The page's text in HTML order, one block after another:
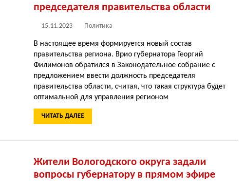
председателя правительства области
15.11.2023 Политика
В настоящее время формируется новый состав
правительства региона. Врио губернатора Георгий
Филимонов обратился в Законодательное собрание с
предложением ввести должность председателя
правительства области, считая, что такая структура будет
оптимальной для управления регионом
ЧИТАТЬ ДАЛЕЕ
Жители Вологодского округа задали
вопросы губернатору в прямом эфире